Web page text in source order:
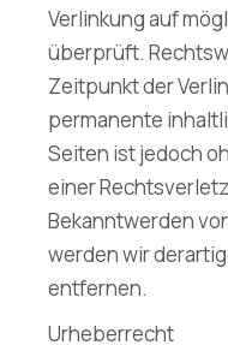
Verlinkung auf
überprüft.
Zeitpunkt der
permanente
Seiten ist jedoch
einer
Bekanntwerden
werden wir
entfernen.
Urheberrecht